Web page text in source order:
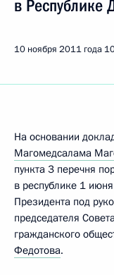
в Республике
10 ноября 2011 года
На основании
Магомедсалама
пункта 3 перечня
в республике 1
Президента под
председателя
гражданского
Федотова.